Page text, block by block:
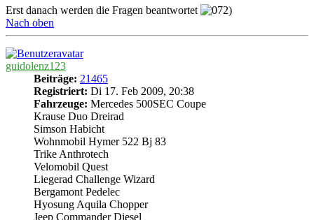
Erst danach werden die Fragen beantwortet
Nach oben
guidolenz123
Beiträge: 21465
Registriert: Di 17. Feb 2009, 20:38
Fahrzeuge: Mercedes 500SEC Coupe
Krause Duo Dreirad
Simson Habicht
Wohnmobil Hymer 522 Bj 83
Trike Anthrotech
Velomobil Quest
Liegerad Challenge Wizard
Bergamont Pedelec
Hyosung Aquila Chopper
Jeep Commander Diesel